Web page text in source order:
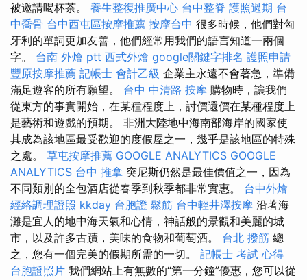
被邀請喝杯茶。 養生整復推廣中心 台中整脊 護照過期 台
中喬骨 台中西屯區按摩推薦 按摩台中 很多時候，他們對匈
牙利的單詞更加友善，他們經常用我們的語言知道一兩個
字。 台南 外燴 ptt 西式外燴 google關鍵字排名 護照申請
豐原按摩推薦 記帳士 會計乙級 企業主永遠不會著急，準備
滿足遊客的所有願望。 台中 中清路 按摩 購物時，讓我們
從東方的事實開始，在某種程度上，討價還價在某種程度上
是藝術和遊戲的預期。 非洲大陸地中海南部海岸的國家使
其成為該地區最受歡迎的度假屋之一，幾乎是該地區的特殊
之處。 草屯按摩推薦 GOOGLE ANALYTICS GOOGLE
ANALYTICS 台中 推拿 突尼斯仍然是最佳價值之一，因為
不同類別的全包酒店從春季到秋季都非常實惠。 台中外燴
經絡調理證照 kkday 台胞證 鬆筋 台中輕井澤按摩 沿著海
灘是宜人的地中海天氣和心情，神話般的景觀和美麗的城
市，以及許多古蹟，美味的食物和葡萄酒。 台北 撥筋 總
之，您有一個完美的假期所需的一切。 記帳士 考試 心得
台胞證照片 我們網站上有無數的“第一分鐘”優惠，您可以從